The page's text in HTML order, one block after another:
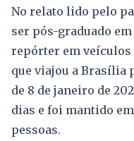
No relato lido pelo
ser pós-graduado
repórter em veículos
que viajou a Brasília
de 8 de janeiro de
dias e foi mantido
pessoas.